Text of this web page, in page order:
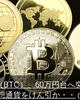
BTC）、60万円台へ
通貨をけん引か・・